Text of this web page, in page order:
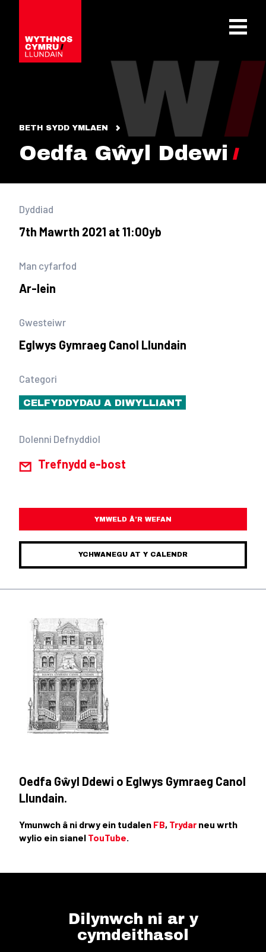
OPEN
BETH SYDD YMLAEN
Oedfa Gŵyl Ddewi
Dyddiad
7th Mawrth 2021 at 11:00yb
Man cyfarfod
Ar-lein
Gwesteiwr
Eglwys Gymraeg Canol Llundain
Categori
CELFYDDYDAU A DIWYLLIANT
Dolenni Defnyddiol
Trefnydd e-bost
YMWELD Â’R WEFAN
YCHWANEGU AT Y CALENDR
Oedfa Gŵyl Ddewi o Eglwys Gymraeg Canol
Llundain.
Ymunwch â ni drwy ein tudalen FB, Trydar neu wrth
wylio ein sianel TouTube.
Dilynwch ni ar y
cymdeithasol